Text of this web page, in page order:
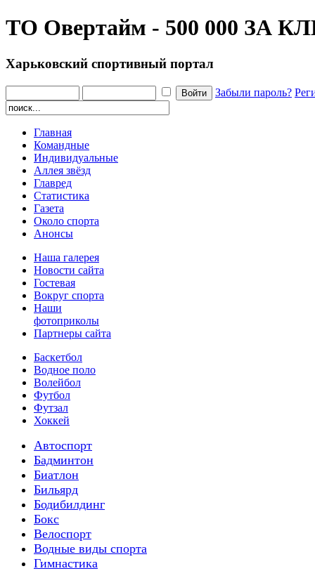
ТО Овертайм - 500 000 ЗА
Харьковский спортивный портал
Забыли пароль?
Главная
Командные
Индивидуальные
Аллея звёзд
Главред
Статистика
Газета
Около спорта
Анонсы
Наша галерея
Новости сайта
Гостевая
Вокруг спорта
Наши
фотоприколы
Партнеры сайта
Баскетбол
Водное поло
Волейбол
Футбол
Футзал
Хоккей
Автоспорт
Бадминтон
Биатлон
Бильярд
Бодибилдинг
Бокс
Велоспорт
Водные виды спорта
Гимнастика